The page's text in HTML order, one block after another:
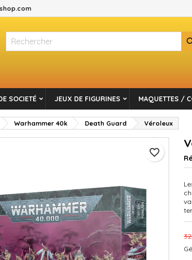
SOCIETÉ JEUX DE FIGURINES MAQUETTES /
Warhammer 40k Death Guard Véroleux
favorite_border
listes d'envies
Créer une nouvelle liste
une liste d'envies
devez être connecté pour ajouter des produits à votre liste